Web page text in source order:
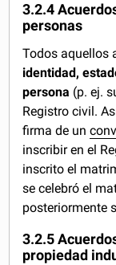
3.2.4
personas
Todos aquellos
identidad,
persona (p. ej.
Registro civil.
firma de un
inscribir en el
inscrito el
se celebró el
posteriormente
3.2.5
propiedad